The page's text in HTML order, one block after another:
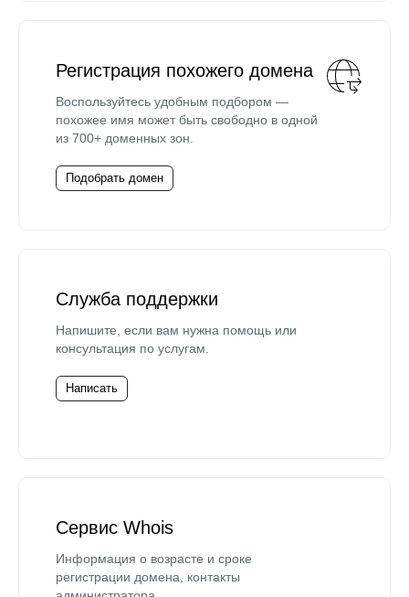
Регистрация похожего домена
Воспользуйтесь удобным подбором —
похожее имя может быть свободно в одной
из 700+ доменных зон.
Подобрать домен
Служба поддержки
Напишите, если вам нужна помощь или
консультация по услугам.
Написать
Сервис Whois
Информация о возрасте и сроке
регистрации домена, контакты